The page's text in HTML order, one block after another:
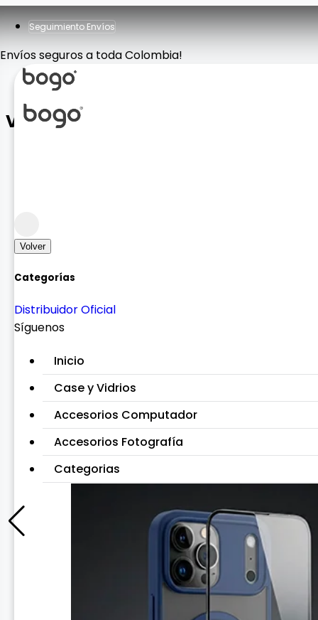
Seguimiento Envíos
Envíos seguros a toda Colombia!
Volver
Categorías
Distribuidor Oficial
Síguenos
Inicio
Case y Vidrios
Accesorios Computador
Accesorios Fotografía
Categorias
Vidrio Antiespia